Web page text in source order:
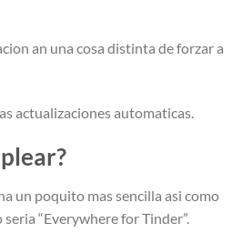
an una cosa distinta de forzar a
actualizaciones automaticas.
un poquito mas sencilla asi­ como
“Everywhere for Tinder”.